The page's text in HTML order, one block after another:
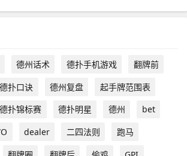
德州话术 德扑手机游戏
翻牌前
德扑口诀 德州复盘
起手牌范围表
德扑锦标赛 德扑明星 德州
bet
dealer 二四法则
跑马